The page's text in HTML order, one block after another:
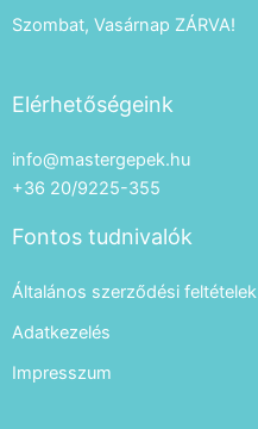
Szombat, Vasárnap ZÁRVA!
Elérhetőségeink
info@mastergepek.hu
+36 20/9225-355
Fontos tudnivalók
Általános szerződési feltételek
Adatkezelés
Impresszum